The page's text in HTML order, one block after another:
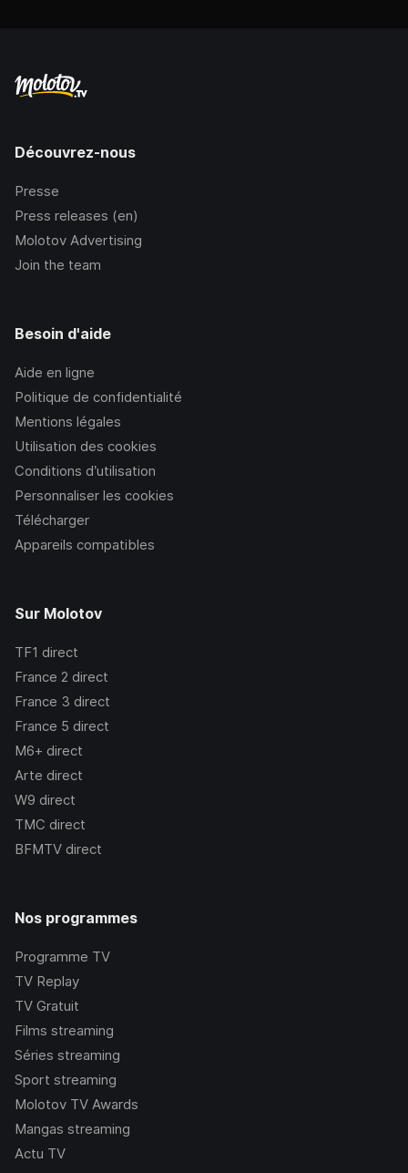
Découvrez-nous
Presse
Press releases (en)
Molotov Advertising
Join the team
Besoin d'aide
Aide en ligne
Politique de confidentialité
Mentions légales
Utilisation des cookies
Conditions d’utilisation
Personnaliser les cookies
Télécharger
Appareils compatibles
Sur Molotov
TF1 direct
France 2 direct
France 3 direct
France 5 direct
M6+ direct
Arte direct
W9 direct
TMC direct
BFMTV direct
Nos programmes
Programme TV
TV Replay
TV Gratuit
Films streaming
Séries streaming
Sport streaming
Molotov TV Awards
Mangas streaming
Actu TV